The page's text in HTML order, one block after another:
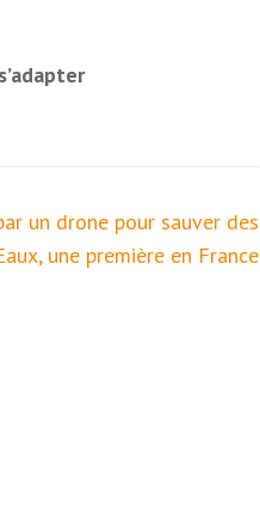
un drone pour sauver des
une première en France